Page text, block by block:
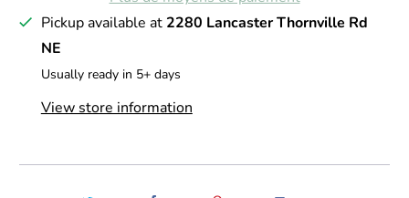
Pickup available at 2280 Lancaster Thornville Rd
NE
Usually ready in 5+ days
View store information